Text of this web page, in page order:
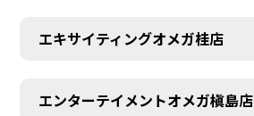
エキサイティングオメガ桂店
エンターテイメントオメガ槇島店